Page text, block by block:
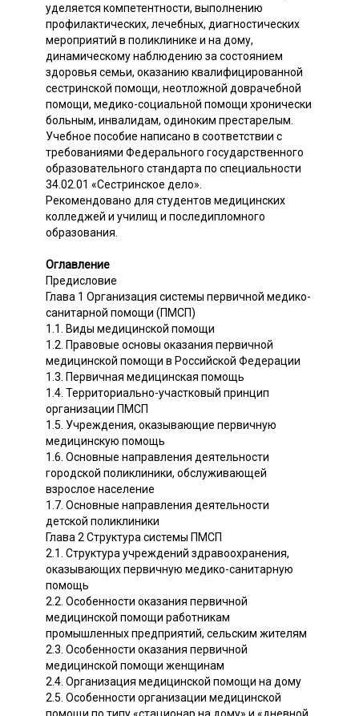
уделяется компетентности, выполнению
профилактических, лечебных, диагностических
мероприятий в поликлинике и на дому,
динамическому наблюдению за состоянием
здоровья семьи, оказанию квалифицированной
сестринской помощи, неотложной доврачебной
помощи, медико-социальной помощи хронически
больным, инвалидам, одиноким престарелым.
Учебное пособие написано в соответствии с
требованиями Федерального государственного
образовательного стандарта по специальности
34.02.01 «Сестринское дело».
Рекомендовано для студентов медицинских
колледжей и училищ и последипломного
образования.
Оглавление
Предисловие
Глава 1 Организация системы первичной медико-
санитарной помощи (ПМСП)
1.1. Виды медицинской помощи
1.2. Правовые основы оказания первичной
медицинской помощи в Российской Федерации
1.3. Первичная медицинская помощь
1.4. Территориально-участковый принцип
организации ПМСП
1.5. Учреждения, оказывающие первичную
медицинскую помощь
1.6. Основные направления деятельности
городской поликлиники, обслуживающей
взрослое население
1.7. Основные направления деятельности
детской поликлиники
Глава 2 Структура системы ПМСП
2.1. Структура учреждений здравоохранения,
оказывающих первичную медико-санитарную
помощь
2.2. Особенности оказания первичной
медицинской помощи работникам
промышленных предприятий, сельским жителям
2.3. Особенности оказания первичной
медицинской помощи женщинам
2.4. Организация медицинской помощи на дому
2.5. Особенности организации медицинской
помощи по типу «стационар на дому» и «дневной